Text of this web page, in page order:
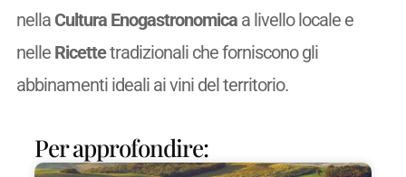
nella Cultura Enogastronomicaa livello locale e
nelle Ricettetradizionali che forniscono gli
abbinamenti ideali ai vini del territorio.
Per approfondire: